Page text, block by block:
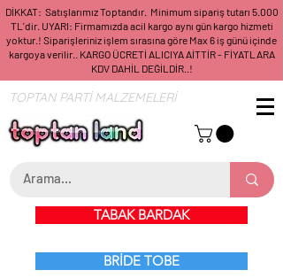
DİKKAT: Satışlarımız Toptandır. Minimum sipariş tutarı 5.000
TL'dir. UYARI: Firmamızda acil kargo aynı gün kargo hizmeti
yoktur.! Siparişleriniz işlem sırasına göre Max 6 iş günü içinde
kargoya verilir.. KARGO ÜCRETİ ALICIYA AİTTİR - FİYATLARA
KDV DAHİL DEĞİLDİR..!
TOPTAN PARTİ MALZEMELERİ
TABAK BARDAK
BRİDE TOBE